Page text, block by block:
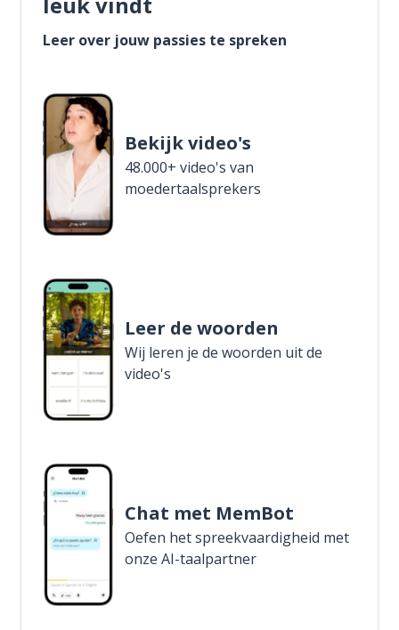
Leer over jouw passies te spreken
Bekijk video's
48.000+ video's van
moedertaalsprekers
Leer de woorden
Wij leren je de woorden uit de
video's
Chat met MemBot
Oefen het spreekvaardigheid met
onze AI-taalpartner